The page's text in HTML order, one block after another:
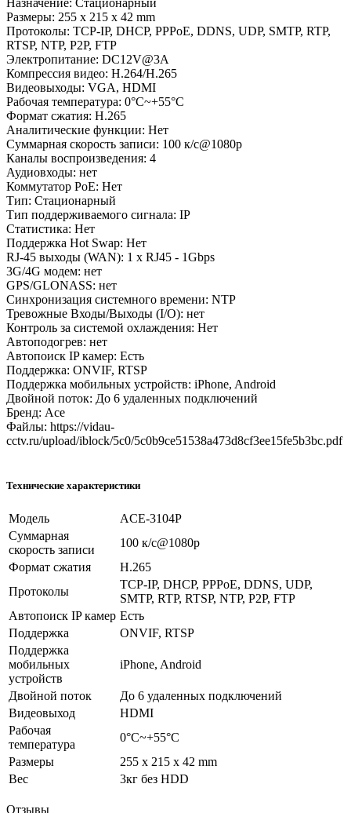
Размеры: 255 x 215 x 42 mm
Протоколы: TCP-IP, DHCP, PPPoE, DDNS, UDP, SMTP, RTP,
RTSP, NTP, P2P, FTP
Электропитание: DC12V@3A
Компрессия видео: H.264/H.265
Видеовыходы: VGA, HDMI
Рабочая температура: 0°C~+55°C
Формат сжатия: H.265
Аналитические функции: Нет
Суммарная скорость записи: 100 к/с@1080p
Каналы воспроизведения: 4
Аудиовходы: нет
Коммутатор PoE: Нет
Тип: Стационарный
Тип поддерживаемого сигнала: IP
Статистика: Нет
Поддержка Hot Swap: Нет
RJ-45 выходы (WAN): 1 x RJ45 - 1Gbps
3G/4G модем: нет
GPS/GLONASS: нет
Синхронизация системного времени: NTP
Тревожные Входы/Выходы (I/O): нет
Контроль за системой охлаждения: Нет
Автоподогрев: нет
Автопоиск IP камер: Есть
Поддержка: ONVIF, RTSP
Поддержка мобильных устройств: iPhone, Android
Двойной поток: До 6 удаленных подключений
Бренд: Ace
Файлы: https://vidau-
cctv.ru/upload/iblock/5c0/5c0b9ce51538a473d8cf3ee15fe5b3bc.pdf
Технические характеристики
Модель
ACE-3104P
Суммарная
скорость записи
100 к/с@1080p
Формат сжатия
H.265
Протоколы
TCP-IP, DHCP, PPPoE, DDNS, UDP,
SMTP, RTP, RTSP, NTP, P2P, FTP
Автопоиск IP камер Есть
Поддержка
ONVIF, RTSP
Поддержка
мобильных
устройств
iPhone, Android
Двойной поток
До 6 удаленных подключений
Видеовыход
HDMI
Рабочая
температура
0°C~+55°C
Размеры
255 x 215 x 42 mm
Вес
3кг без HDD
Отзывы